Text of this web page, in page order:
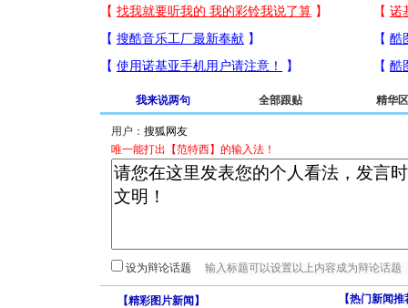
我来说两句 全部跟贴 精华区
用户：
唯一能打出【范特西】的输入法！
设为辩论话题
【精彩图片新闻 】 【热门新闻